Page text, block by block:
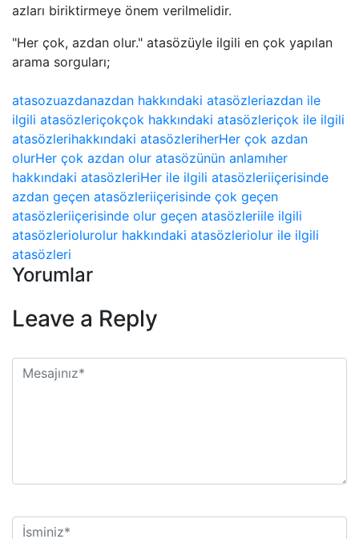
azları biriktirmeye önem verilmelidir.
"Her çok, azdan olur." atasözüyle ilgili en çok yapılan
arama sorguları;
atasozuazdanazdan hakkındaki atasözleriazdan ile
ilgili atasözleriçokçok hakkındaki atasözleriçok ile ilgili
atasözlerihakkındaki atasözleriherHer çok azdan
olurHer çok azdan olur atasözünün anlamıher
hakkındaki atasözleriHer ile ilgili atasözleriiçerisinde
azdan geçen atasözleriiçerisinde çok geçen
atasözleriiçerisinde olur geçen atasözleriile ilgili
atasözleriolurolur hakkındaki atasözleriolur ile ilgili
atasözleri
Yorumlar
Leave a Reply